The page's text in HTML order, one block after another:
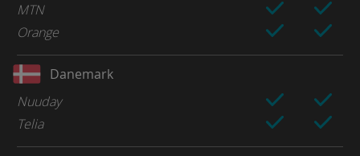
MTN
Orange
Danemark
Nuuday
Telia